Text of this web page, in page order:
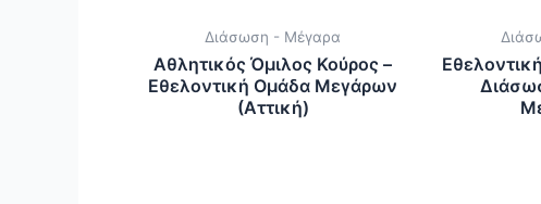
Διάσωση - Μέγαρα
Αθλητικός Όμιλος Κούρος –
Εθελοντική Ομάδα Μεγάρων
(Αττική)